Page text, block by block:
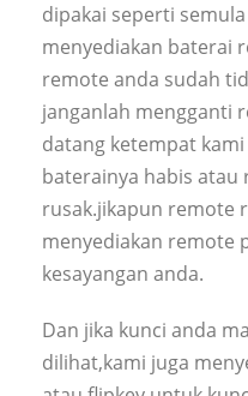
dipakai seperti
menyediakan baterai
remote anda sudah
janganlah mengganti
datang ketempat
baterainya habis atau
rusak.jikapun remote
menyediakan remote
kesayangan anda.
Dan jika kunci anda
dilihat,kami juga